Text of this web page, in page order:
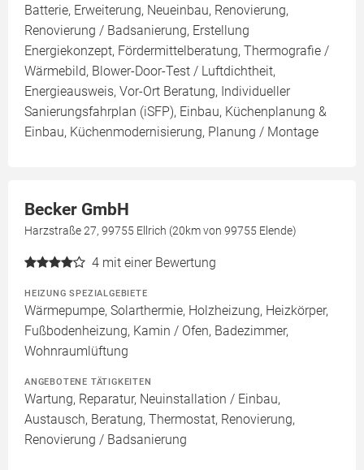
Batterie, Erweiterung, Neueinbau, Renovierung,
Renovierung / Badsanierung, Erstellung
Energiekonzept, Fördermittelberatung, Thermografie /
Wärmebild, Blower-Door-Test / Luftdichtheit,
Energieausweis, Vor-Ort Beratung, Individueller
Sanierungsfahrplan (iSFP), Einbau, Küchenplanung &
Einbau, Küchenmodernisierung, Planung / Montage
Becker GmbH
Harzstraße 27, 99755 Ellrich (20km von 99755 Elende)
4 mit einer Bewertung
HEIZUNG SPEZIALGEBIETE
Wärmepumpe, Solarthermie, Holzheizung, Heizkörper,
Fußbodenheizung, Kamin / Ofen, Badezimmer,
Wohnraumlüftung
ANGEBOTENE TÄTIGKEITEN
Wartung, Reparatur, Neuinstallation / Einbau,
Austausch, Beratung, Thermostat, Renovierung,
Renovierung / Badsanierung